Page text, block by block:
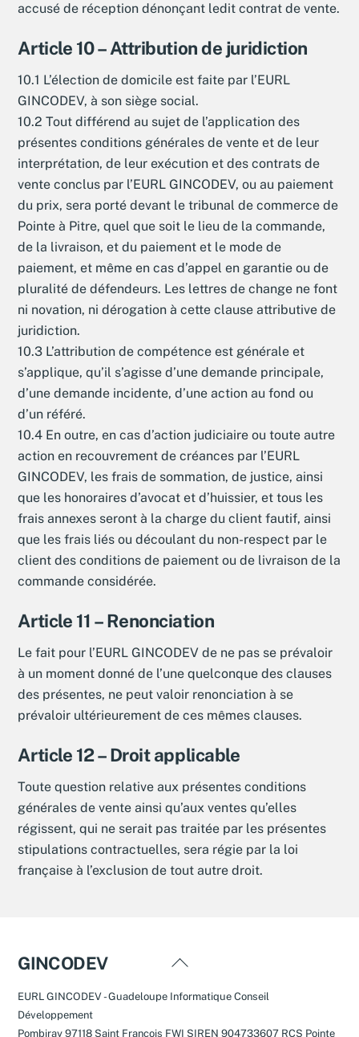
accusé de réception dénonçant ledit contrat de vente.
Article 10 – Attribution de juridiction
10.1 L’élection de domicile est faite par l’EURL
GINCODEV, à son siège social.
10.2 Tout différend au sujet de l’application des
présentes conditions générales de vente et de leur
interprétation, de leur exécution et des contrats de
vente conclus par l’EURL GINCODEV, ou au paiement
du prix, sera porté devant le tribunal de commerce de
Pointe à Pitre, quel que soit le lieu de la commande,
de la livraison, et du paiement et le mode de
paiement, et même en cas d’appel en garantie ou de
pluralité de défendeurs. Les lettres de change ne font
ni novation, ni dérogation à cette clause attributive de
juridiction.
10.3 L’attribution de compétence est générale et
s’applique, qu’il s’agisse d’une demande principale,
d’une demande incidente, d’une action au fond ou
d’un référé.
10.4 En outre, en cas d’action judiciaire ou toute autre
action en recouvrement de créances par l’EURL
GINCODEV, les frais de sommation, de justice, ainsi
que les honoraires d’avocat et d’huissier, et tous les
frais annexes seront à la charge du client fautif, ainsi
que les frais liés ou découlant du non-respect par le
client des conditions de paiement ou de livraison de la
commande considérée.
Article 11 – Renonciation
Le fait pour l’EURL GINCODEV de ne pas se prévaloir
à un moment donné de l’une quelconque des clauses
des présentes, ne peut valoir renonciation à se
prévaloir ultérieurement de ces mêmes clauses.
Article 12 – Droit applicable
Toute question relative aux présentes conditions
générales de vente ainsi qu’aux ventes qu’elles
régissent, qui ne serait pas traitée par les présentes
stipulations contractuelles, sera régie par la loi
française à l’exclusion de tout autre droit.
Back
Top
GINCODEV
EURL GINCODEV - Guadeloupe Informatique Conseil
Développement
Pombiray 97118 Saint François FWI SIREN 904733607 RCS Pointe